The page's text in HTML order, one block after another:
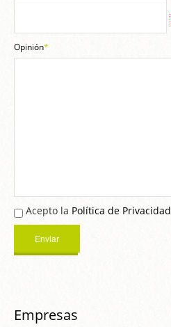
Opinión*
Acepto la Política de Privacidad
Empresas